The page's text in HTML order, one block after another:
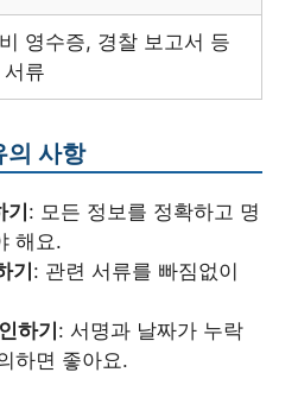
영수증, 경찰 보고서 등
류
의 사항
기: 모든 정보를 정확하고 명
해요.
기: 관련 서류를 빠짐없이
하기: 서명과 날짜가 누락
하면 좋아요.